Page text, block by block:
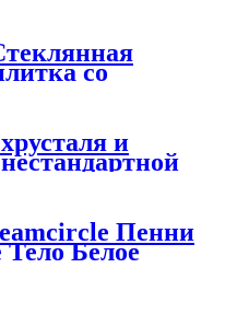
стекла
для
с Матовой
Каменная
Камень
со
для
Настенная
серия
со
краями
и
стен.
для
комнаты
Красивый
Пенни
Тело Белое
Настенная
Домашнее
Дизайн